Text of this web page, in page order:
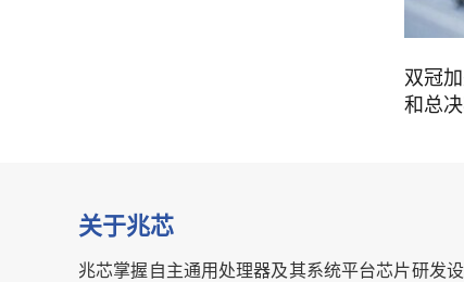
双冠
和总
关于兆芯
兆芯掌握自主通用处理器及其系统平台芯片研发